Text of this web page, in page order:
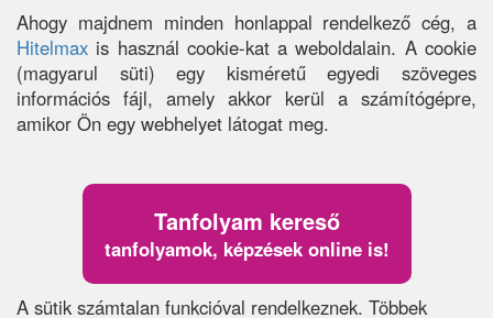
Ahogy majdnem minden honlappal rendelkező cég, a
Hitelmax is használ cookie-kat a weboldalain. A cookie
(magyarul süti) egy kisméretű egyedi szöveges
információs fájl, amely akkor kerül a számítógépre,
amikor Ön egy webhelyet látogat meg.
Tanfolyam kereső
tanfolyamok, képzések online is!
A sütik számtalan funkcióval rendelkeznek. Többek